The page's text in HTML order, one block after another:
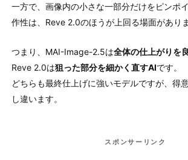
一方で、画像内の小さな一部分だけをピンポ
作性は、Reve 2.0のほうが上回る場面がありま
つまり、MAI-Image-2.5は全体の仕上がりを
Reve 2.0は狙った部分を細かく直すAIです。
どちらも最終仕上げに強いモデルですが、得
し違います。
スポンサーリンク